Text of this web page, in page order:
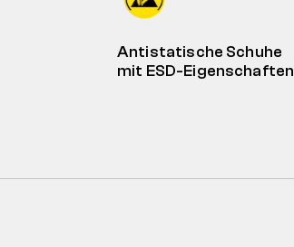
Antistatische Schuhe
mit ESD-Eigenschaften